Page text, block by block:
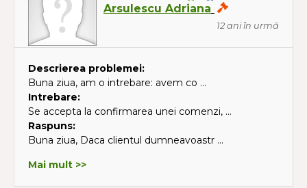
Arsulescu Adriana
12 ani în urmă
Descrierea problemei:
Buna ziua, am o intrebare: avem co ...
Intrebare:
Se accepta la confirmarea unei comenzi, ...
Raspuns:
Buna ziua, Daca clientul dumneavoastr ...
Mai mult >>